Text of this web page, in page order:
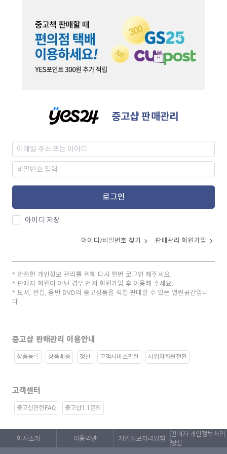
중고샵 판매관리
로그인
아이디 저장
아이디/비밀번호 찾기 판매관리 회원가입
안전한 개인정보 관리를 위해 다시 한번 로그인 해주세요.
판매자 회원이 아닌 경우 먼저 회원가입 후 이용해 주세요.
도서, 전집, 음반 DVD의 중고상품을 직접 판매할 수 있는 열린공간입니
다.
중고샵 판매관리 이용안내
상품등록 상품배송 정산 고객서비스관련 사업자회원전환
고객센터
중고샵관련FAQ 중고샵1:1문의
회사소개 이용약관 개인정보처리방침
판매자 개인정보처리
방침